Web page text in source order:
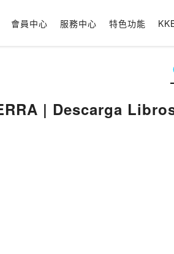
會員中心 服務中心 特色功能
| Descarga